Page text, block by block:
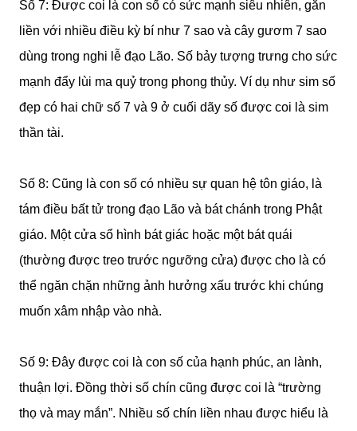
Số 7: Được coi là con số có sức mạnh siêu nhiên, gắn
liền với nhiều điều kỳ bí như 7 sao và cây gươm 7 sao
dùng trong nghi lễ đạo Lão. Số bảy tượng trưng cho sức
mạnh đẩy lùi ma quỷ trong phong thủy. Ví dụ như sim số
đẹp có hai chữ số 7 và 9 ở cuối dãy số được coi là sim
thần tài.
Số 8: Cũng là con số có nhiều sự quan hệ tôn giáo, là
tám điều bất tử trong đạo Lão và bát chánh trong Phật
giáo. Một cửa sổ hình bát giác hoặc một bát quái
(thường được treo trước ngưỡng cửa) được cho là có
thể ngăn chặn những ảnh hưởng xấu trước khi chúng
muốn xâm nhập vào nhà.
Số 9: Đây được coi là con số của hạnh phúc, an lành,
thuận lợi. Đồng thời số chín cũng được coi là “trường
thọ và may mắn”. Nhiều số chín liền nhau được hiểu là